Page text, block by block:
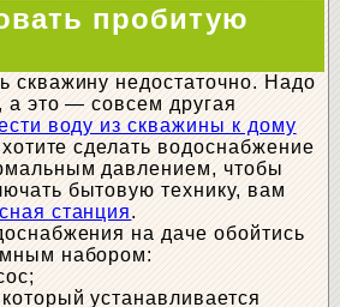
пробитую
скважину недостаточно. Надо
а это — совсем другая
воду из скважины к дому
сделать водоснабжение
давлением, чтобы
бытовую технику, вам
станция.
на даче обойтись
набором:
устанавливается